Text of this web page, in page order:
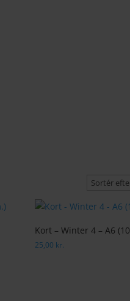
Kort – Winter 4 – A6
25,00 kr.